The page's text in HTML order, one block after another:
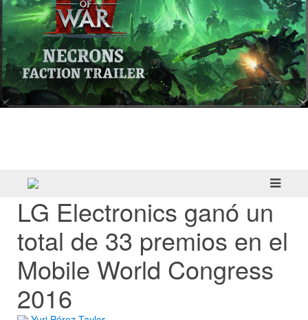
LG Electronics ganó un
total de 33 premios en el
Mobile World Congress
2016